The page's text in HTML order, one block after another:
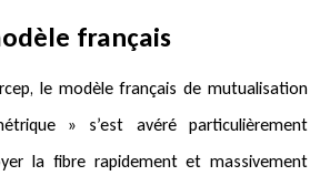
français
le modèle français de mutualisation
» s’est avéré particulièrement
la fibre rapidement et massivement